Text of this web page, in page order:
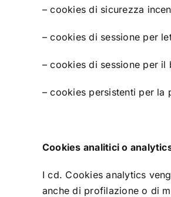
– cookies di sicurezza
– cookies di sessione per
– cookies di sessione per il
– cookies persistenti per la
Cookies analitici o
I cd. Cookies analytics
anche di profilazione o di